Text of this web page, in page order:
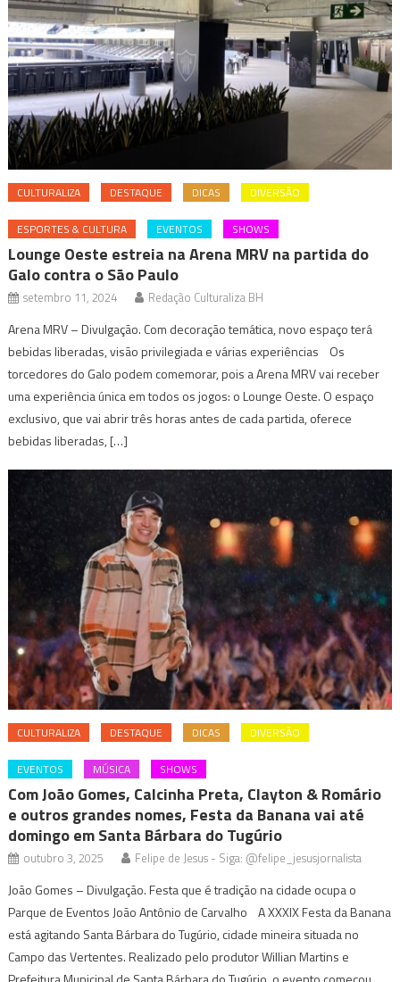
CULTURALIZA DESTAQUE DICAS DIVERSÃO
ESPORTES & CULTURA EVENTOS SHOWS
Lounge Oeste estreia na Arena MRV na partida do
Galo contra o São Paulo
setembro 11, 2024 Redação Culturaliza BH
Arena MRV – Divulgação. Com decoração temática, novo espaço terá
bebidas liberadas, visão privilegiada e várias experiências Os
torcedores do Galo podem comemorar, pois a Arena MRV vai receber
uma experiência única em todos os jogos: o Lounge Oeste. O espaço
exclusivo, que vai abrir três horas antes de cada partida, oferece
bebidas liberadas, […]
CULTURALIZA DESTAQUE DICAS DIVERSÃO
EVENTOS MÚSICA SHOWS
Com João Gomes, Calcinha Preta, Clayton & Romário
e outros grandes nomes, Festa da Banana vai até
domingo em Santa Bárbara do Tugúrio
outubro 3, 2025 Felipe de Jesus - Siga: @felipe_jesusjornalista
João Gomes – Divulgação. Festa que é tradição na cidade ocupa o
Parque de Eventos João Antônio de Carvalho A XXXIX Festa da Banana
está agitando Santa Bárbara do Tugúrio, cidade mineira situada no
Campo das Vertentes. Realizado pelo produtor Willian Martins e